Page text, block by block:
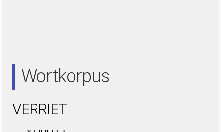
Wortkorpus
VERRIET